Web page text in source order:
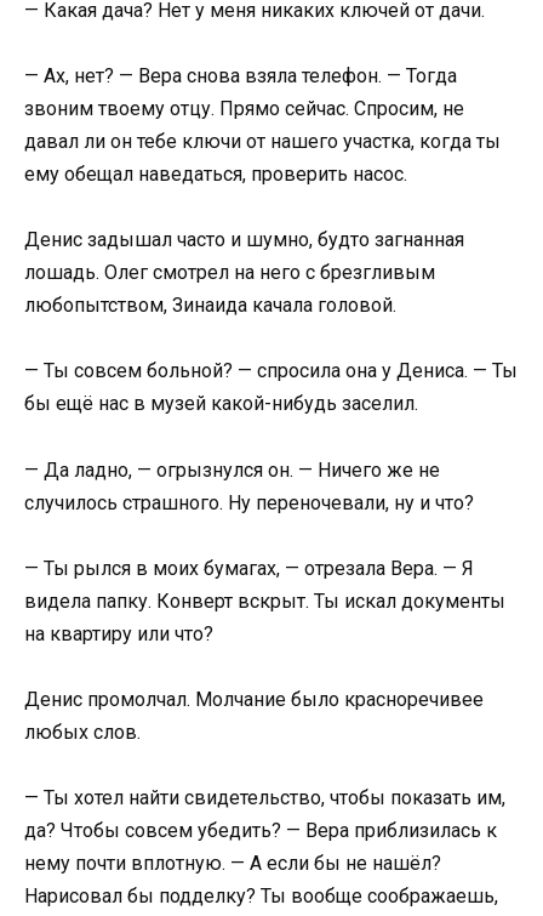
— Какая дача? Нет у меня никаких ключей от дачи.
— Ах, нет? — Вера снова взяла телефон. — Тогда
звоним твоему отцу. Прямо сейчас. Спросим, не
давал ли он тебе ключи от нашего участка, когда ты
ему обещал наведаться, проверить насос.
Денис задышал часто и шумно, будто загнанная
лошадь. Олег смотрел на него с брезгливым
любопытством, Зинаида качала головой.
— Ты совсем больной? — спросила она у Дениса. — Ты
бы ещё нас в музей какой-нибудь заселил.
— Да ладно, — огрызнулся он. — Ничего же не
случилось страшного. Ну переночевали, ну и что?
— Ты рылся в моих бумагах, — отрезала Вера. — Я
видела папку. Конверт вскрыт. Ты искал документы
на квартиру или что?
Денис промолчал. Молчание было красноречивее
любых слов.
— Ты хотел найти свидетельство, чтобы показать им,
да? Чтобы совсем убедить? — Вера приблизилась к
нему почти вплотную. — А если бы не нашёл?
Нарисовал бы подделку? Ты вообще соображаешь,